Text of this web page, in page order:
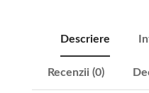
Descriere
Recenzii (0)